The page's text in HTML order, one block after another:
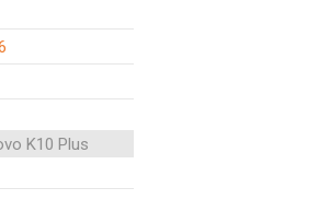
K10 Plus